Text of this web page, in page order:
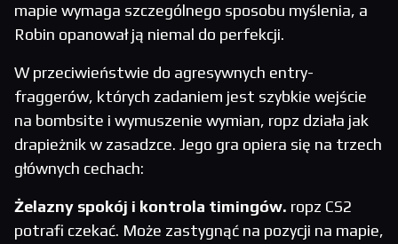
mapie wymaga szczególnego sposobu myślenia, a
Robin opanował ją niemal do perfekcji.
W przeciwieństwie do agresywnych entry-
fraggerów, których zadaniem jest szybkie wejście
na bombsite i wymuszenie wymian, ropz działa jak
drapieżnik w zasadzce. Jego gra opiera się na trzech
głównych cechach:
Żelazny spokój i kontrola timingów. ropz CS2
potrafi czekać. Może zastygnąć na pozycji na mapie,